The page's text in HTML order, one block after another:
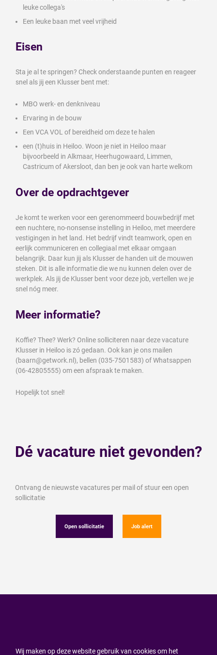
leuke collega's
Een leuke baan met veel vrijheid
Eisen
Sta je al te springen? Check onderstaande punten en reageer
snel als jij een Klusser bent met:
MBO werk- en denkniveau
Ervaring in de bouw
Een VCA VOL of bereidheid om deze te halen
een (t)huis in Heiloo. Woon je niet in Heiloo maar
bijvoorbeeld in Alkmaar, Heerhugowaard, Limmen,
Castricum of Akersloot, dan ben je ook van harte welkom
Over de opdrachtgever
Je komt te werken voor een gerenommeerd bouwbedrijf met
een nuchtere, no-nonsense instelling in Heiloo, met meerdere
vestigingen in het land. Het bedrijf vindt teamwork, open en
eerlijk communiceren en collegiaal met elkaar omgaan
belangrijk. Daar kun jij als Klusser de handen uit de mouwen
steken. Dit is alle informatie die we nu kunnen delen over de
werkplek. Als jij de Klusser bent voor deze job, vertellen we je
snel nóg meer.
Meer informatie?
Koffie? Thee? Werk? Online solliciteren naar deze vacature
Klusser in Heiloo is zó gedaan. Ook kan je ons mailen
(baarn@getwork.nl), bellen (035-7501583) of Whatsappen
(06-42805555) om een afspraak te maken.
Hopelijk tot snel!
Dé vacature niet gevonden?
Ontvang de nieuwste vacatures per mail of stuur een open
sollicitatie
Open sollicitatie Job alert
Wij maken op deze website gebruik van cookies om het